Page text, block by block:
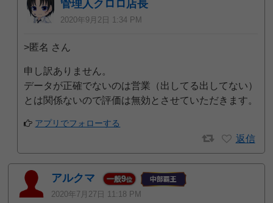
管理人クロロ店長
2020年9月2日 1:34 PM
>匿名 さん
申し訳ありません。
データが正確でないのは営業（出してる出してない）
とは関係ないので評価は無効とさせていただきます。
アプリでフォローする
返信
アルクマ 一般9位
2020年7月27日 11:18 PM